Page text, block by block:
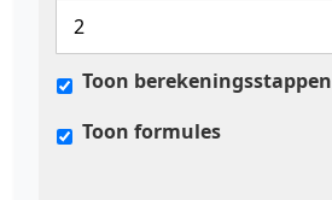
Toon berekeningsstappen
Toon formules